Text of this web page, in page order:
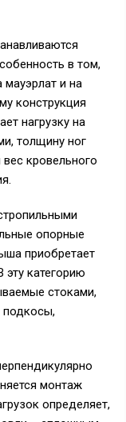
в том,
и на
конструкция
нагрузку на
толщину ног
кровельного
опорные
приобретает
категорию
стоками,
подкосы,
монтаж
определяет,